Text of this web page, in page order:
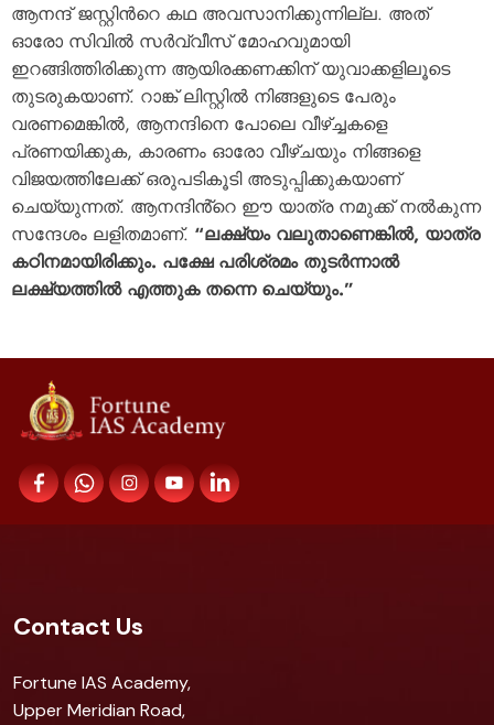
ആനന്ദ് ജസ്റ്റിൻറെ കഥ അവസാനിക്കുന്നില്ല. അത്
ഓരോ സിവിൽ സർവ്വീസ് മോഹവുമായി
ഇറങ്ങിത്തിരിക്കുന്ന ആയിരക്കണക്കിന് യുവാക്കളിലൂടെ
തുടരുകയാണ്. റാങ്ക് ലിസ്റ്റിൽ നിങ്ങളുടെ പേരും
വരണമെങ്കിൽ, ആനന്ദിനെ പോലെ വീഴ്ച്ചകളെ
പ്രണയിക്കുക, കാരണം ഓരോ വീഴ്‌ചയും നിങ്ങളെ
വിജയത്തിലേക്ക് ഒരുപടികൂടി അടുപ്പിക്കുകയാണ്
ചെയ്യുന്നത്. ആനന്ദിൻ്റെ ഈ യാത്ര നമുക്ക് നൽകുന്ന
സന്ദേശം ലളിതമാണ്. “ലക്ഷ്യം വലുതാണെങ്കിൽ, യാത്ര
കഠിനമായിരിക്കും. പക്ഷേ പരിശ്രമം തുടർന്നാൽ
ലക്ഷ്യത്തിൽ എത്തുക തന്നെ ചെയ്യും.”
Contact Us
Fortune IAS Academy,
Upper Meridian Road,